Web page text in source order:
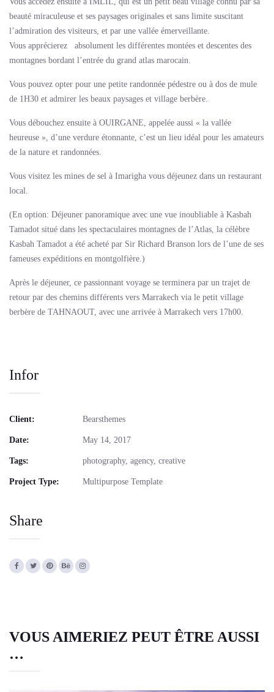
beauté miraculeuse et ses paysages originales et sans limite suscitant
l’admiration des visiteurs, et par une vallée émerveillante.
Vous apprécierez absolument les différentes montées et descentes des
montagnes bordant l’entrée du grand atlas marocain.
Vous pouvez opter pour une petite randonnée pédestre ou à dos de mule
de 1H30 et admirer les beaux paysages et village berbère.
Vous débouchez ensuite à OUIRGANE, appelée aussi « la vallée
heureuse », d’une verdure étonnante, c’est un lieu idéal pour les amateurs
de la nature et randonnées.
Vous visitez les mines de sel à Imarigha vous déjeunez dans un restaurant
local.
(En option: Déjeuner panoramique avec une vue inoubliable à Kasbah
Tamadot situé dans les spectaculaires montagnes de l’Atlas, la célèbre
Kasbah Tamadot a été acheté par Sir Richard Branson lors de l’une de ses
fameuses expéditions en montgolfière.)
Après le déjeuner, ce passionnant voyage se terminera par un trajet de
retour par des chemins différents vers Marrakech via le petit village
berbère de TAHNAOUT, avec une arrivée à Marrakech vers 17h00.
Infor
Client: Bearsthemes
Date: May 14, 2017
Tags: photography, agency, creative
Project Type: Multipurpose Template
Share
VOUS AIMERIEZ PEUT ÊTRE AUSSI
…